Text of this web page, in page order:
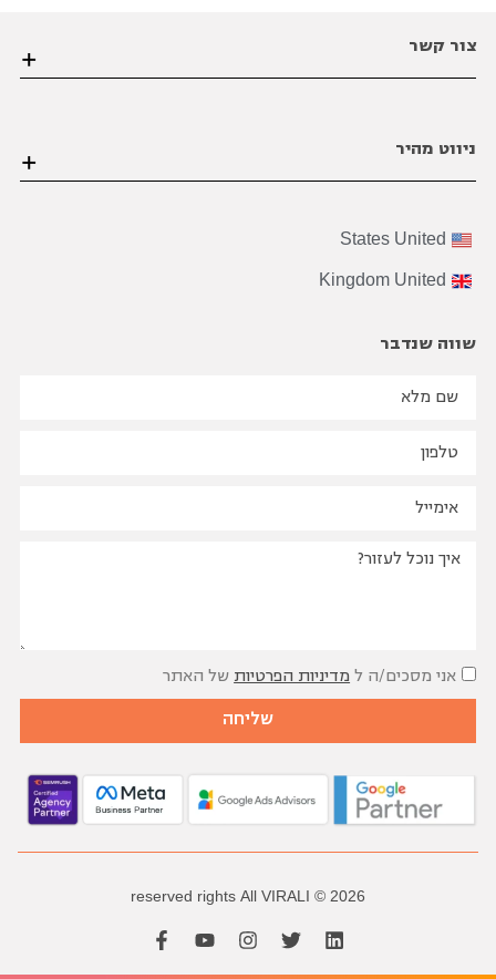
צור קשר
03-6206021
office@bviral.co.il
ניווט מהיר
הצוות שלנו
בואו נדבר מספרים
הבלוג שלנו
שאלות נפוצות
United
States
United
Kingdom
שווה שנדבר
אני מסכים/ה ל מדיניות הפרטיות של האתר
שליחה
2026 ©
VIRALI
All
rights
reserved